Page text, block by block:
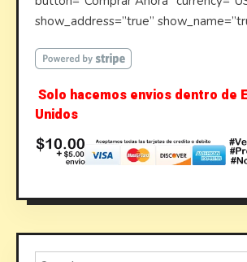
show_address=”true”
Solo hacemos envios dentro de
Unidos